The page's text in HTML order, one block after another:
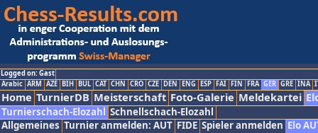
Logged on: Gast
Arabic ARM AZE BIH BUL CAT CHN CRO CZE DEN ENG ESP FAI FIN FRA GER GRE INA
Home TurnierDB Meisterschaft Foto-Galerie Meldekartei
Turnierschach-Elozahl Schnellschach-Elozahl
Allgemeines Turnier anmelden: AUT FIDE Spieler anmelden Elo